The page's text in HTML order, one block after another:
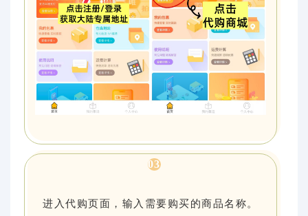
03
进入代购页面，输入需要购买的商品名称。